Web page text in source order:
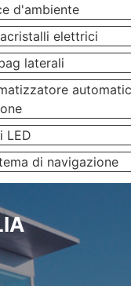
d'ambiente
elettrici
laterali
LED
di navigazione